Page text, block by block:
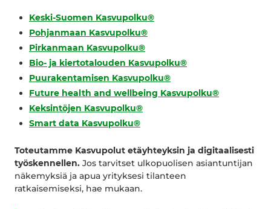
Keski-Suomen Kasvupolku®
Pohjanmaan Kasvupolku®
Pirkanmaan Kasvupolku®
Bio- ja kiertotalouden Kasvupolku®
Puurakentamisen Kasvupolku®
Future health and wellbeing Kasvupolku®
Keksintöjen Kasvupolku®
Smart data Kasvupolku®
Toteutamme Kasvupolut etäyhteyksin ja digitaalisesti
työskennellen. Jos tarvitset ulkopuolisen asiantuntijan
näkemyksiä ja apua yrityksesi tilanteen
ratkaisemiseksi, hae mukaan.